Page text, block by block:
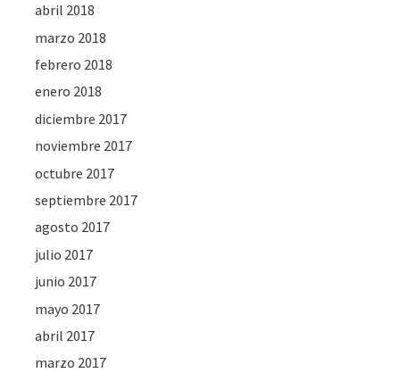
abril 2018
marzo 2018
febrero 2018
enero 2018
diciembre 2017
noviembre 2017
octubre 2017
septiembre 2017
agosto 2017
julio 2017
junio 2017
mayo 2017
abril 2017
marzo 2017